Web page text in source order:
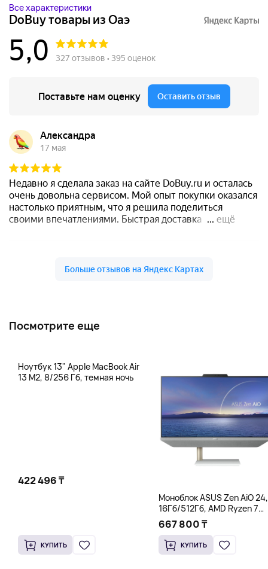
Все характеристики
Посмотрите еще
Ноутбук 13" Apple MacBook Air
13 M2, 8/256 Гб, темная ночь
422 496 ₸
КУПИТЬ
Моноблок ASUS Zen AiO 24,
16Гб/512Гб, AMD Ryzen 7
5825U, белый
667 800 ₸
КУПИТЬ